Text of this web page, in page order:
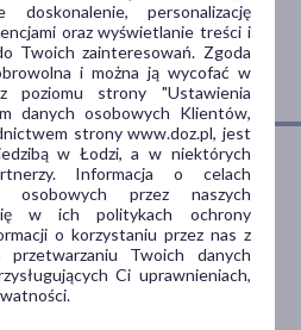
doskonalenie, personalizację
oraz wyświetlanie treści i
Twoich zainteresowań. Zgoda
i można ją wycofać w
poziomu strony "Ustawienia
danych osobowych Klientów,
strony www.doz.pl, jest
w Łodzi, a w niektórych
Informacja o celach
osobowych przez naszych
w ich politykach ochrony
o korzystaniu przez nas z
Twoich danych
Ci uprawnieniach,